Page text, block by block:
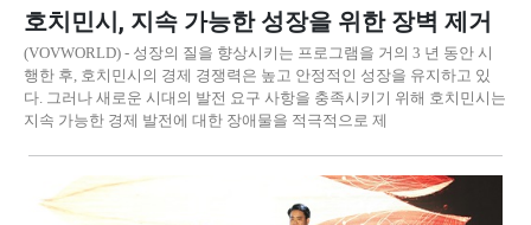
호치민시, 지속 가능한 성장을 위한 장벽 제거
(VOVWORLD) - 성장의 질을 향상시키는 프로그램을 거의 3 년 동안 시
행한 후, 호치민시의 경제 경쟁력은 높고 안정적인 성장을 유지하고 있
다. 그러나 새로운 시대의 발전 요구 사항을 충족시키기 위해 호치민시는
지속 가능한 경제 발전에 대한 장애물을 적극적으로 제